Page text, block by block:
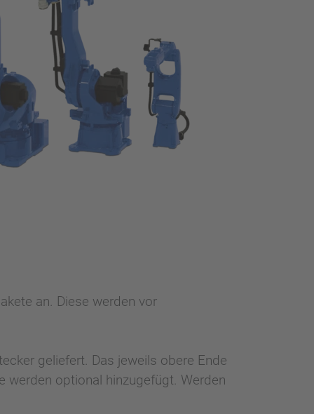
an. Diese werden vor
geliefert. Das jeweils obere Ende
werden optional hinzugefügt. Werden